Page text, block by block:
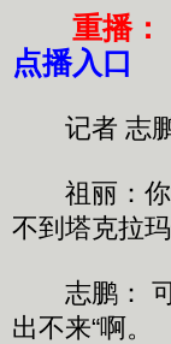
重播：
点播入口
记者 志鹏
祖丽：你
不到塔克拉
志鹏： 可
出不来“啊。